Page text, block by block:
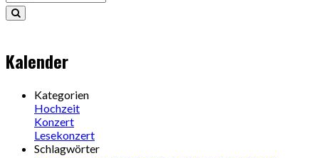
Kalender
Kategorien
Hochzeit
Konzert
Lesekonzert
Schlagwörter